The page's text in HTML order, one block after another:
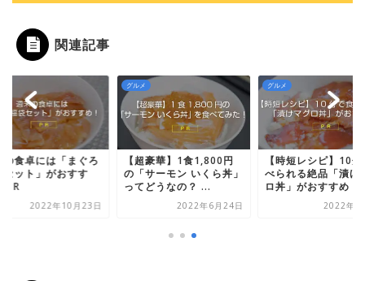
関連記事
豪華】1食1,800円
サーモン いくら丼」
どうなの？ ...
2022年6月24日
グルメ
【時短レシピ】10分で食
べられる絶品「漬けマグ
ロ丼」がおすすめ P...
2022年3月6日
グルメ
週末の食卓には「ま
福袋セット」がおす
め！ PR
2022年10